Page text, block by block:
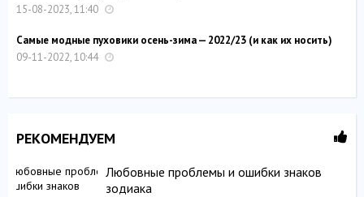
15-08-2023, 11:40
Самые модные пуховики осень-зима — 2022/23 (и как их носить)
09-11-2022, 10:44
РЕКОМЕНДУЕМ
Любовные проблемы и ошибки знаков
зодиака